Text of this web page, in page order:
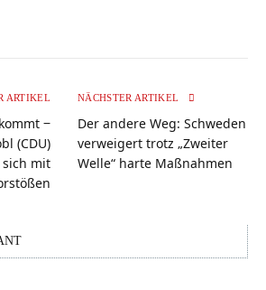
ARTIKEL
‒
(CDU)
mit
NÄCHSTER ARTIKEL
Der andere Weg: Schweden
verweigert trotz „Zweiter
Welle“ harte Maßnahmen